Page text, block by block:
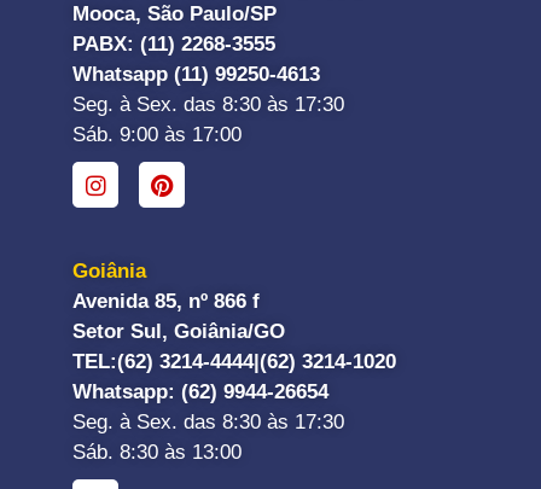
Mooca, São Paulo/SP
PABX: (11) 2268-3555
Whatsapp (11) 99250-4613
Seg. à Sex. das 8:30 às 17:30
Sáb. 9:00 às 17:00
Goiânia
Avenida 85, nº 866 f
Setor Sul, Goiânia/GO
TEL:(62) 3214-4444|(62) 3214-1020
Whatsapp: (62) 9944-26654
Seg. à Sex. das 8:30 às 17:30
Sáb. 8:30 às 13:00